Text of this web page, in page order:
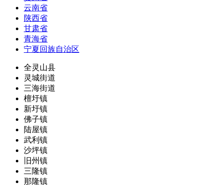
云南省
陕西省
甘肃省
青海省
宁夏回族自治区
全灵山县
灵城街道
三海街道
檀圩镇
新圩镇
佛子镇
陆屋镇
武利镇
沙坪镇
旧州镇
三隆镇
那隆镇